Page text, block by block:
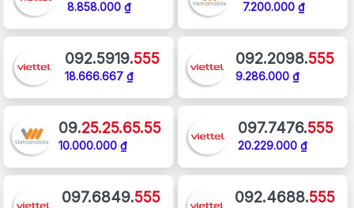
8.858.000 ₫ 7.200.000 ₫
092.5919.555
18.666.667 ₫
092.2098.555
9.286.000 ₫
09.25.25.65.55
10.000.000 ₫
097.7476.555
20.229.000 ₫
097.6849.555 092.4688.555